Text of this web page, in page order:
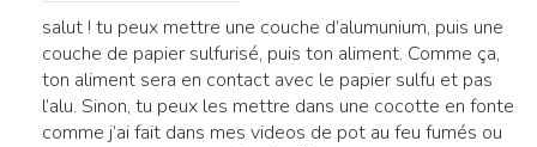
salut ! tu peux mettre une couche d’alumunium, puis une
couche de papier sulfurisé, puis ton aliment. Comme ça,
ton aliment sera en contact avec le papier sulfu et pas
l’alu. Sinon, tu peux les mettre dans une cocotte en fonte
comme j’ai fait dans mes videos de pot au feu fumés ou